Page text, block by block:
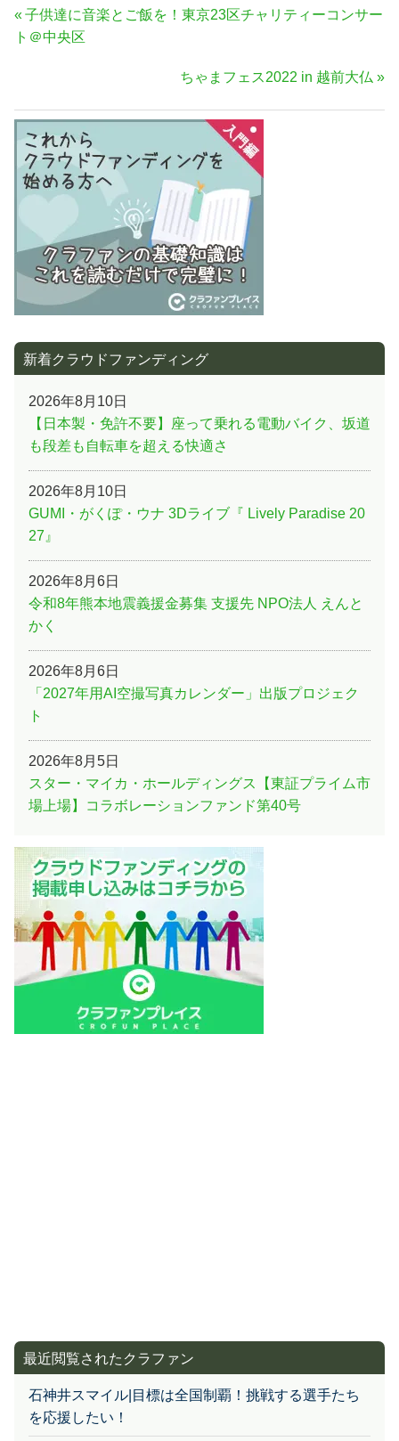
投
稿
ゲ
ー
シ
ョ
ン
前
の
子供達に音楽とご飯を！東京23区チャリティーコンサー
ト＠中央区
次
記
ちゃまフェス2022 in 越前大仏
新着クラウドファンディング
2026年8月10日
【日本製・免許不要】座って乗れる電動バイク、坂道
も段差も自転車を超える快適さ
2026年8月10日
GUMI・がくぽ・ウナ 3Dライブ『 Lively Paradise 20
27』
2026年8月6日
令和8年熊本地震義援金募集 支援先 NPO法人 えんと
かく
2026年8月6日
「2027年用AI空撮写真カレンダー」出版プロジェク
ト
2026年8月5日
スター・マイカ・ホールディングス【東証プライム市
場上場】コラボレーションファンド第40号
最近閲覧されたクラファン
石神井スマイル|目標は全国制覇！挑戦する選手たち
を応援したい！